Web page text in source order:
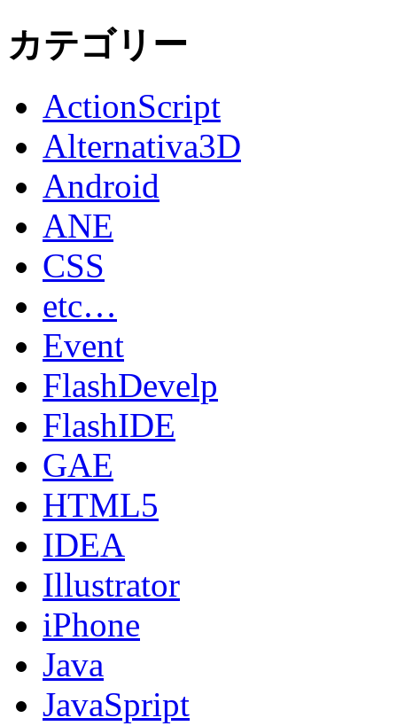
カテゴリー
ActionScript
Alternativa3D
Android
ANE
CSS
etc…
Event
FlashDevelp
FlashIDE
GAE
HTML5
IDEA
Illustrator
iPhone
Java
JavaSpript